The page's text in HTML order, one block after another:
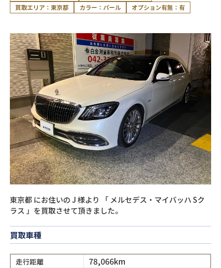
閉じる
買取エリア：東京都
カラー：パール オプション有無：有
東京都にお住いのJ様より 「 メルセデス・マイバッハ Sク
ラス 」を買取させて頂きました。
買取車種
走行距離 78,066km